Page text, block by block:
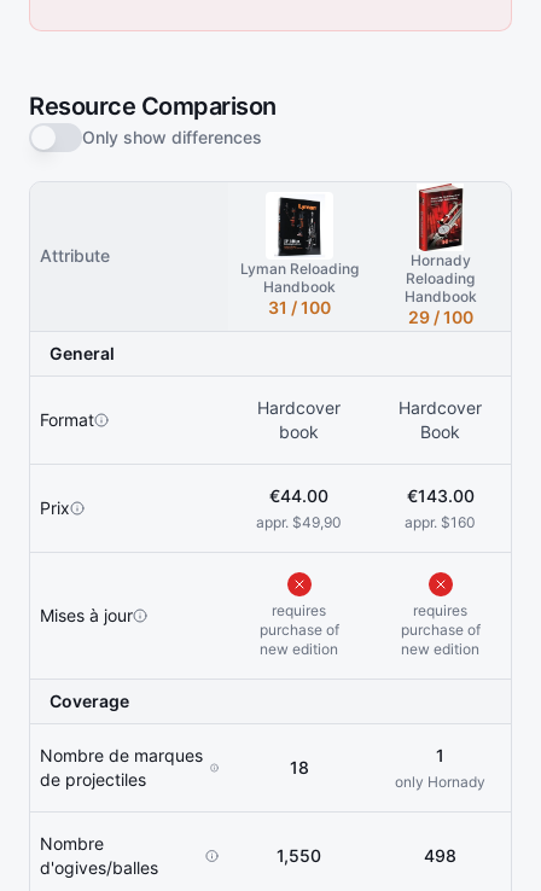
Resource Comparison
Only show differences
Attribute
Lyman Reloading
Handbook
31 / 100
Hornady
Reloading
Handbook
29 / 100
General
Format
Hardcover
book
Hardcover
Book
Prix
€44.00
appr. $49,90
€143.00
appr. $160
Mises à jour
requires
purchase of
new edition
requires
purchase of
new edition
Coverage
Nombre de marques
de projectiles
18
1
only Hornady
Nombre
d'ogives/balles
1,550 498